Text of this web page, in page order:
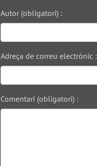
Autor (obligatori) :
Adreça de correu electrònic :
Comentari (obligatori) :